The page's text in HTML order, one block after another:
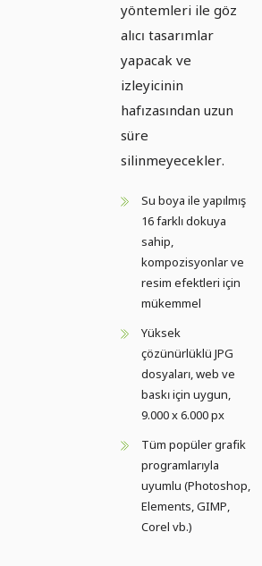
yöntemleri ile göz
alıcı tasarımlar
yapacak ve
izleyicinin
hafızasından uzun
süre
silinmeyecekler.
Su boya ile yapılmış
16 farklı dokuya
sahip,
kompozisyonlar ve
resim efektleri için
mükemmel
Yüksek
çözünürlüklü JPG
dosyaları, web ve
baskı için uygun,
9.000 x 6.000 px
Tüm popüler grafik
programlarıyla
uyumlu (Photoshop,
Elements, GIMP,
Corel vb.)